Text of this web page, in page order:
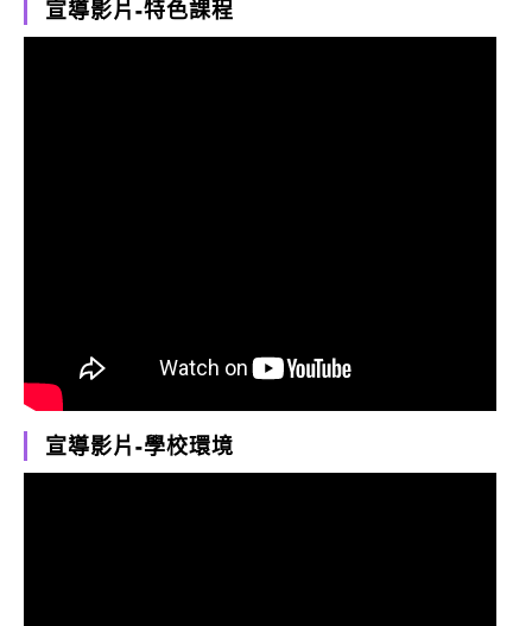
宣導影片-特色課程
宣導影片-學校環境